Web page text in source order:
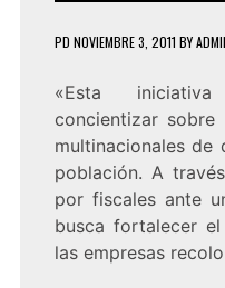
PD NOVIEMBRE 3, 2011 BY
«Esta
concientizar
multinacionales de
población. A
por fiscales ante
busca fortalecer
las empresas